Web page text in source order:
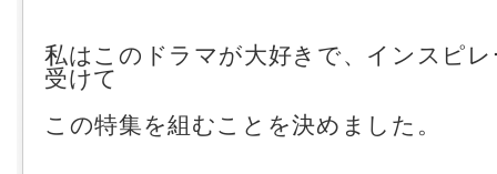
私はこのドラマが大好きで、インスピ
受けて
この特集を組むことを決めました。